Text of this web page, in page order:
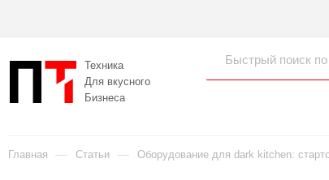
Техника
Для вкусного
Бизнеса
Главная — Статьи — Оборудование для dark kitchen: